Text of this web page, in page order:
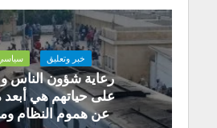
خبر وتعليق
رعاية شؤون الناس
على حياتهم هي أبعد
عن هموم النظام